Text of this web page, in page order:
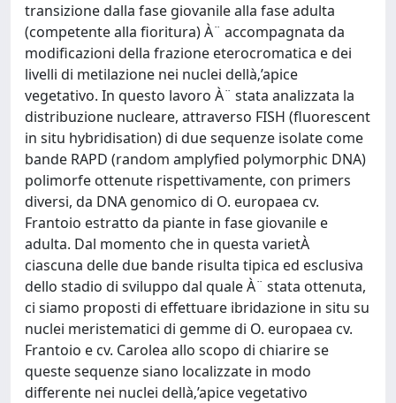
transizione dalla fase giovanile alla fase adulta
(competente alla fioritura) À¨ accompagnata da
modificazioni della frazione eterocromatica e dei
livelli di metilazione nei nuclei dellà‚’apice
vegetativo. In questo lavoro À¨ stata analizzata la
distribuzione nucleare, attraverso FISH (fluorescent
in situ hybridisation) di due sequenze isolate come
bande RAPD (random amplyfied polymorphic DNA)
polimorfe ottenute rispettivamente, con primers
diversi, da DNA genomico di O. europaea cv.
Frantoio estratto da piante in fase giovanile e
adulta. Dal momento che in questa varietÀ
ciascuna delle due bande risulta tipica ed esclusiva
dello stadio di sviluppo dal quale À¨ stata ottenuta,
ci siamo proposti di effettuare ibridazione in situ su
nuclei meristematici di gemme di O. europaea cv.
Frantoio e cv. Carolea allo scopo di chiarire se
queste sequenze siano localizzate in modo
differente nei nuclei dellà‚’apice vegetativo